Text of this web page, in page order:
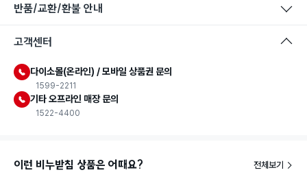
반품/교환/환불 안내
고객센터
다이소몰(온라인) / 모바일 상품권 문의
1599-2211
기타 오프라인 매장 문의
1522-4400
이런 비누받침 상품은 어때요? 전체보기